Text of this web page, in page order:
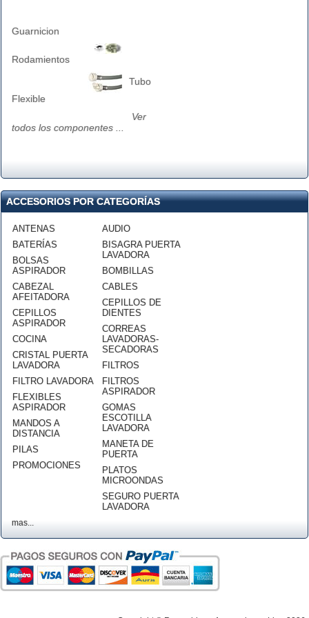
Guarnicion
Rodamientos
Tubo
Flexible
Ver
todos los componentes ...
ACCESORIOS POR CATEGORÍAS
ANTENAS
BATERÍAS
BOLSAS
ASPIRADOR
CABEZAL
AFEITADORA
CEPILLOS
ASPIRADOR
COCINA
CRISTAL PUERTA
LAVADORA
FILTRO LAVADORA
FLEXIBLES
ASPIRADOR
MANDOS A
DISTANCIA
PILAS
PROMOCIONES
AUDIO
BISAGRA PUERTA
LAVADORA
BOMBILLAS
CABLES
CEPILLOS DE
DIENTES
CORREAS
LAVADORAS-
SECADORAS
FILTROS
FILTROS
ASPIRADOR
GOMAS
ESCOTILLA
LAVADORA
MANETA DE
PUERTA
PLATOS
MICROONDAS
SEGURO PUERTA
LAVADORA
mas...